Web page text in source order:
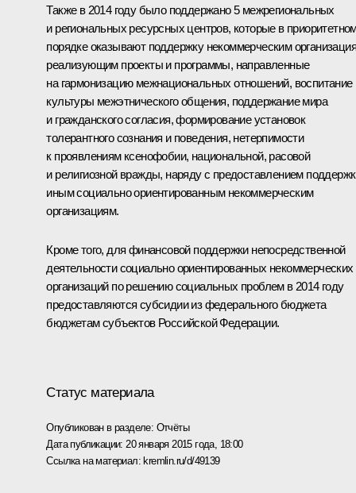
Также в 2014 году было поддержано 5 межрегиональных
и региональных ресурсных центров, которые в
порядке оказывают поддержку некоммерческим
реализующим проекты и программы, направленные
на гармонизацию межнациональных отношений, воспитание
культуры межэтнического общения, поддержание мира
и гражданского согласия, формирование установок
толерантного сознания и поведения, нетерпимости
к проявлениям ксенофобии, национальной, расовой
и религиозной вражды, наряду с предоставлением
иным социально ориентированным некоммерческим
организациям.
Кроме того, для финансовой поддержки непосредственной
деятельности социально ориентированных некоммерческих
организаций по решению социальных проблем в 2014 году
предоставляются субсидии из федерального бюджета
бюджетам субъектов Российской Федерации.
Статус материала
Опубликован в разделе: Отчёты
Дата публикации: 20 января 2015 года, 18:00
Ссылка на материал:kremlin.ru/d/49139